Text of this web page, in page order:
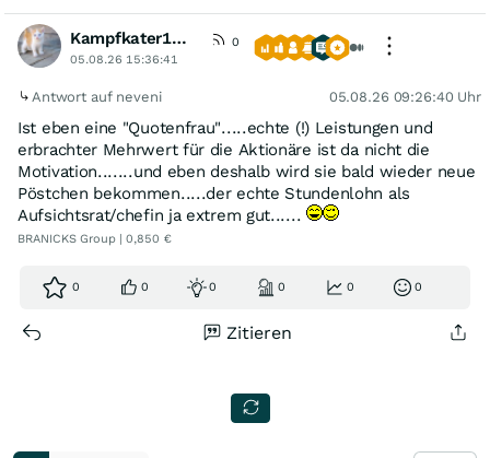
Kampfkater1969
0
05.08.26 15:36:41
Antwort auf neveni 05.08.26 09:26:40 Uhr
Ist eben eine "Quotenfrau".....echte (!) Leistungen und
erbrachter Mehrwert für die Aktionäre ist da nicht die
Motivation.......und eben deshalb wird sie bald wieder neue
Pöstchen bekommen.....der echte Stundenlohn als
Aufsichtsrat/chefin ja extrem gut......
BRANICKS Group | 0,850 €
0 0 0 0 0 0
Zitieren